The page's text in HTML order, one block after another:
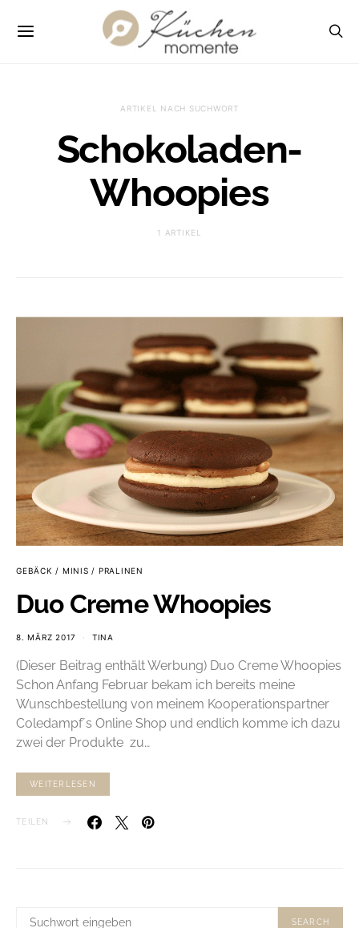
ARTIKEL NACH SUCHWORT
Schokoladen-
Whoopies
1 ARTIKEL
GEBÄCK / MINIS / PRALINEN
Duo Creme Whoopies
8. MÄRZ 2017 TINA
(Dieser Beitrag enthält Werbung) Duo Creme Whoopies
Schon Anfang Februar bekam ich bereits meine
Wunschbestellung von meinem Kooperationspartner
Coledampf´s Online Shop und endlich komme ich dazu
zwei der Produkte zu…
WEITERLESEN
TEILEN
SUCHE
SEARCH